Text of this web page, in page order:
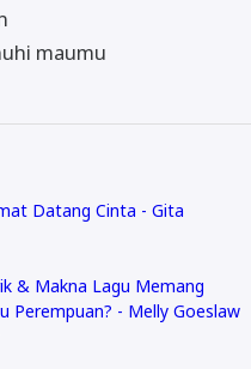
maumu
Datang Cinta - Gita
& Makna Lagu Memang
Perempuan? - Melly Goeslaw